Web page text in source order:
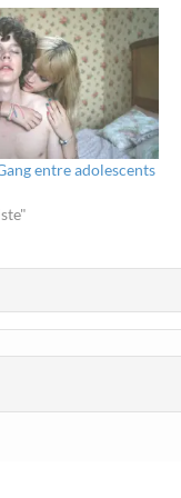
entre adolescents